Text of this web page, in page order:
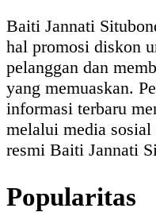
Baiti Jannati
hal promosi diskon
pelanggan dan
yang memuaskan.
informasi terbaru
melalui media sosial
resmi Baiti Jannati
Popularitas